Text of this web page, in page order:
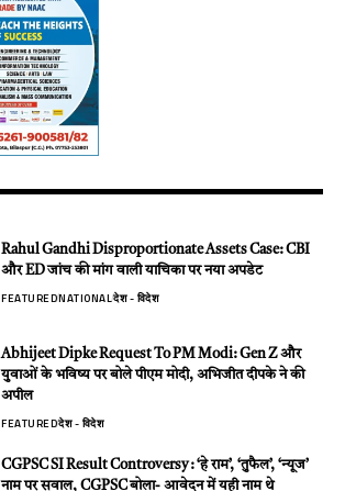
Rahul Gandhi Disproportionate Assets Case: CBI
और ED जांच की मांग वाली याचिका पर नया अपडेट
FEATUREDNATIONALदेश - विदेश
Abhijeet Dipke Request To PM Modi: Gen Z और
युवाओं के भविष्य पर बोले पीएम मोदी, अभिजीत दीपके ने की
अपील
FEATUREDदेश - विदेश
CGPSC SI Result Controversy : ‘हे राम’, ‘तुफैल’, ‘न्यूज’
नाम पर सवाल, CGPSC बोला- आवेदन में यही नाम थे